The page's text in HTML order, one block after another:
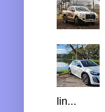
lin...